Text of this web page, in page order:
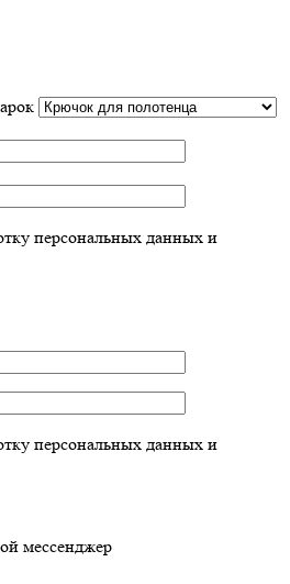
персональных данных и
персональных данных и
мессенджер